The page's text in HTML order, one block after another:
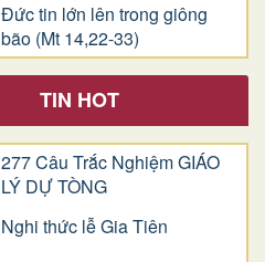
Đức tin lớn lên trong giông
bão (Mt 14,22-33)
TIN HOT
277 Câu Trắc Nghiệm GIÁO
LÝ DỰ TÒNG
Nghi thức lễ Gia Tiên